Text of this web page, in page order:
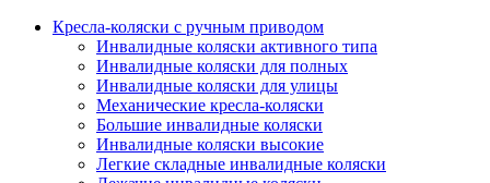
Кресла-коляски с ручным приводом
Инвалидные коляски активного типа
Инвалидные коляски для полных
Инвалидные коляски для улицы
Механические кресла-коляски
Большие инвалидные коляски
Инвалидные коляски высокие
Легкие складные инвалидные коляски